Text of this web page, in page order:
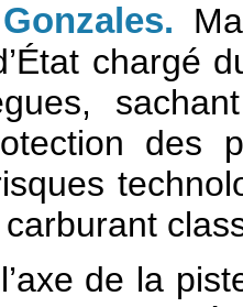
chargé
des
de la